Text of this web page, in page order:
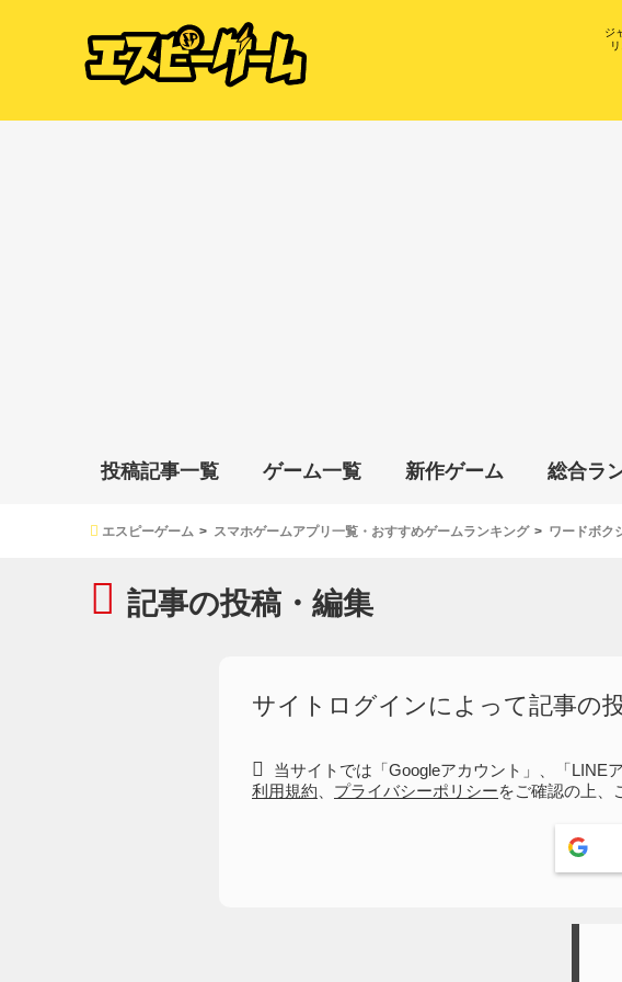
ジ
投稿記事一覧 ゲーム一覧 新作ゲーム 総合ラ
エスピーゲーム スマホゲームアプリ一覧・おすすめゲームランキング ワードボク
記事の投稿・編集
サイトログインによって記事の
当サイトでは「Googleアカウント」、「LINE
利用規約
プライバシーポリシーをご確認の上、